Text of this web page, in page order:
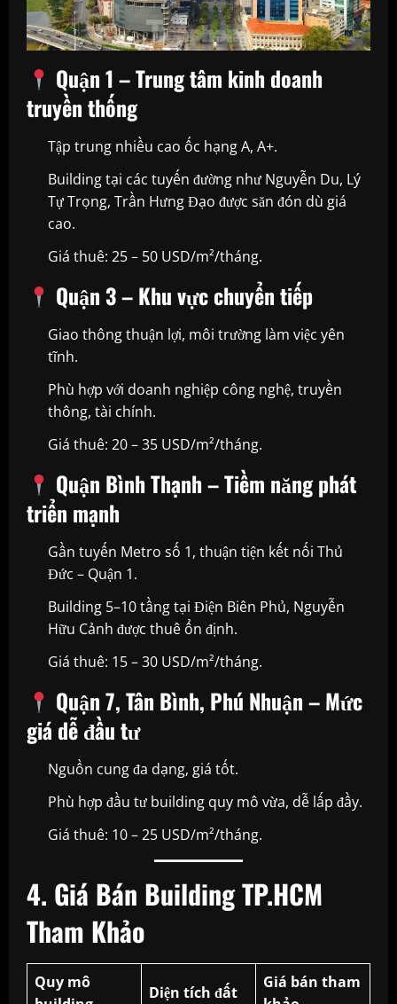
Quận 1 – Trung tâm kinh doanh
truyền thống
Tập trung nhiều cao ốc hạng A, A+.
Building tại các tuyến đường như Nguyễn Du, Lý
Tự Trọng, Trần Hưng Đạo được săn đón dù giá
cao.
Giá thuê: 25 – 50 USD/m²/tháng.
Quận 3 – Khu vực chuyển tiếp
Giao thông thuận lợi, môi trường làm việc yên
tĩnh.
Phù hợp với doanh nghiệp công nghệ, truyền
thông, tài chính.
Giá thuê: 20 – 35 USD/m²/tháng.
Quận Bình Thạnh – Tiềm năng phát
triển mạnh
Gần tuyến Metro số 1, thuận tiện kết nối Thủ
Đức – Quận 1.
Building 5–10 tầng tại Điện Biên Phủ, Nguyễn
Hữu Cảnh được thuê ổn định.
Giá thuê: 15 – 30 USD/m²/tháng.
Quận 7, Tân Bình, Phú Nhuận – Mức
giá dễ đầu tư
Nguồn cung đa dạng, giá tốt.
Phù hợp đầu tư building quy mô vừa, dễ lấp đầy.
Giá thuê: 10 – 25 USD/m²/tháng.
4. Giá Bán Building TP.HCM
Tham Khảo
Quy mô
Diện tích đất
Giá bán tham